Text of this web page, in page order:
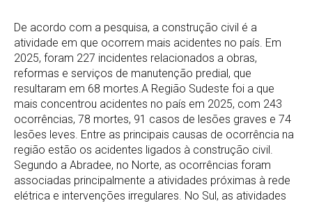
De acordo com a pesquisa, a construção civil é a
atividade em que ocorrem mais acidentes no país. Em
2025, foram 227 incidentes relacionados a obras,
reformas e serviços de manutenção predial, que
resultaram em 68 mortes.A Região Sudeste foi a que
mais concentrou acidentes no país em 2025, com 243
ocorrências, 78 mortes, 91 casos de lesões graves e 74
lesões leves. Entre as principais causas de ocorrência na
região estão os acidentes ligados à construção civil.
Segundo a Abradee, no Norte, as ocorrências foram
associadas principalmente a atividades próximas à rede
elétrica e intervenções irregulares. No Sul, as atividades